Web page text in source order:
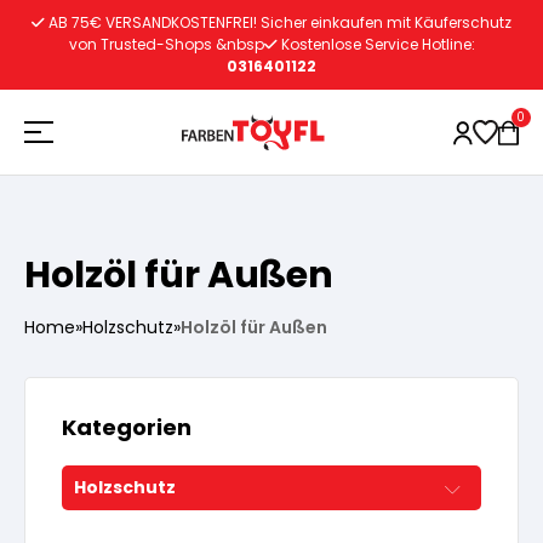
Vorbereitung
Lösemittelhältige Grundierung
Lacke
Wasserlösliche Grundierung
Vorbereitung
Innenfarben
AB 75€ VERSANDKOSTENFREI! Sicher einkaufen mit Käuferschutz
von Trusted-Shops &nbsp
Kostenlose Service Hotline:
0316401122
0
Holzöl für Außen
Home»Holzschutz»Holzöl für Außen
Kategorien
Holzschutz